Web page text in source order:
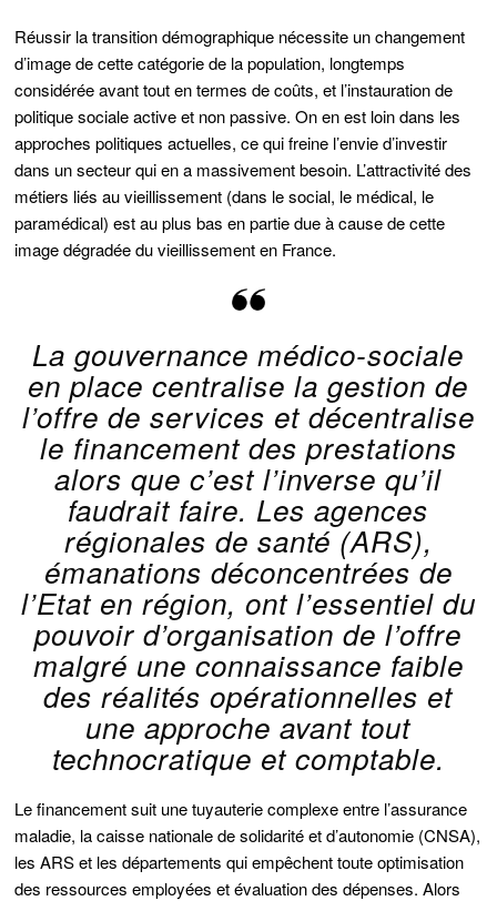
Réussir la transition démographique nécessite un changement
d’image de cette catégorie de la population, longtemps
considérée avant tout en termes de coûts, et l’instauration de
politique sociale active et non passive. On en est loin dans les
approches politiques actuelles, ce qui freine l’envie d’investir
dans un secteur qui en a massivement besoin. L’attractivité des
métiers liés au vieillissement (dans le social, le médical, le
paramédical) est au plus bas en partie due à cause de cette
image dégradée du vieillissement en France.
La gouvernance médico-sociale
en place centralise la gestion de
l’offre de services et décentralise
le financement des prestations
alors que c’est l’inverse qu’il
faudrait faire. Les agences
régionales de santé (ARS),
émanations déconcentrées de
l’Etat en région, ont l’essentiel du
pouvoir d’organisation de l’offre
malgré une connaissance faible
des réalités opérationnelles et
une approche avant tout
technocratique et comptable.
Le financement suit une tuyauterie complexe entre l’assurance
maladie, la caisse nationale de solidarité et d’autonomie (CNSA),
les ARS et les départements qui empêchent toute optimisation
des ressources employées et évaluation des dépenses. Alors